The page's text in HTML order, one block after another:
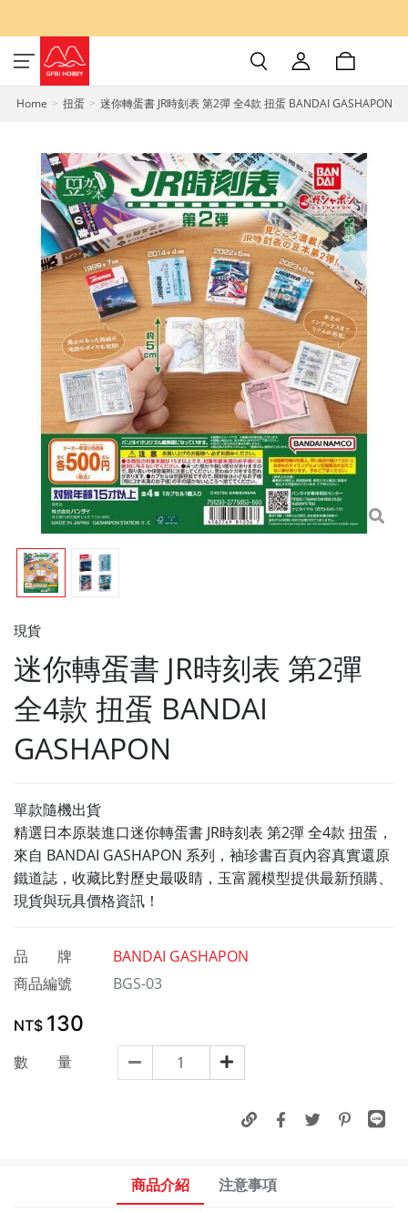
Home 扭蛋 迷你轉蛋書 JR時刻表 第2彈 全4款 扭蛋 BANDAI GASHAPON
現貨
迷你轉蛋書 JR時刻表 第2彈
全4款 扭蛋 BANDAI
GASHAPON
單款隨機出貨
精選日本原裝進口迷你轉蛋書 JR時刻表 第2彈 全4款 扭蛋，
來自 BANDAI GASHAPON 系列，袖珍書百頁內容真實還原
鐵道誌，收藏比對歷史最吸睛，玉富麗模型提供最新預購、
現貨與玩具價格資訊！
品 牌
BANDAI GASHAPON
商品編號
BGS-03
NT$ 130
數 量
商品介紹 注意事項